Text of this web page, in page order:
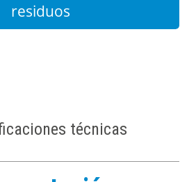
residuos
técnicas